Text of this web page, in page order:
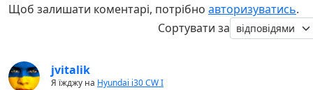
Щоб залишати коментарі, потрібно авторизуватись.
Сортувати за
jvitalik
Я їжджу на Hyundai i30 CW I